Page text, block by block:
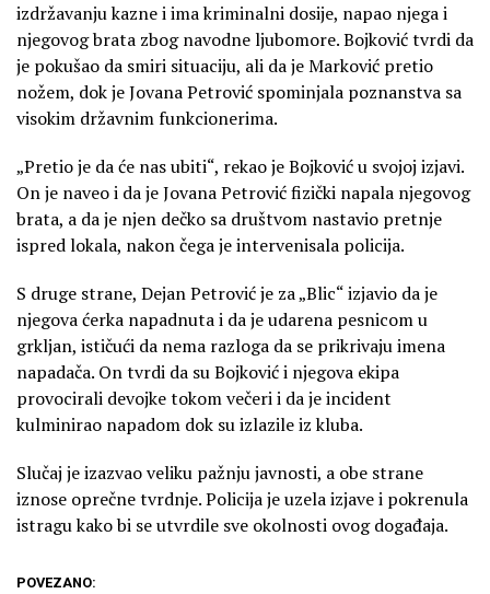
izdržavanju kazne i ima kriminalni dosije, napao njega i
njegovog brata zbog navodne ljubomore. Bojković tvrdi da
je pokušao da smiri situaciju, ali da je Marković pretio
nožem, dok je Jovana Petrović spominjala poznanstva sa
visokim državnim funkcionerima.
„Pretio je da će nas ubiti“, rekao je Bojković u svojoj izjavi.
On je naveo i da je Jovana Petrović fizički napala njegovog
brata, a da je njen dečko sa društvom nastavio pretnje
ispred lokala, nakon čega je intervenisala policija.
S druge strane, Dejan Petrović je za „Blic“ izjavio da je
njegova ćerka napadnuta i da je udarena pesnicom u
grkljan, ističući da nema razloga da se prikrivaju imena
napadača. On tvrdi da su Bojković i njegova ekipa
provocirali devojke tokom večeri i da je incident
kulminirao napadom dok su izlazile iz kluba.
Slučaj je izazvao veliku pažnju javnosti, a obe strane
iznose oprečne tvrdnje. Policija je uzela izjave i pokrenula
istragu kako bi se utvrdile sve okolnosti ovog događaja.
POVEZANO: